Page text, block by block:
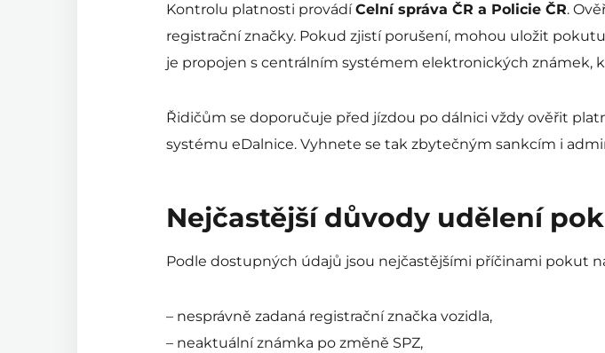
Kontrolu platnosti provádíCelní správa ČR a Policie ČR.
registrační značky. Pokud zjistí porušení, mohou uložit
je propojen s centrálním systémem elektronických známek,
Řidičům se doporučuje před jízdou po dálnici vždy ověřit
systému eDalnice. Vyhnete se tak zbytečným sankcím i
Nejčastější důvody udělení
Podle dostupných údajů jsou nejčastějšími příčinami pokut
– nesprávně zadaná registrační značka vozidla,
– neaktuální známka po změně SPZ,